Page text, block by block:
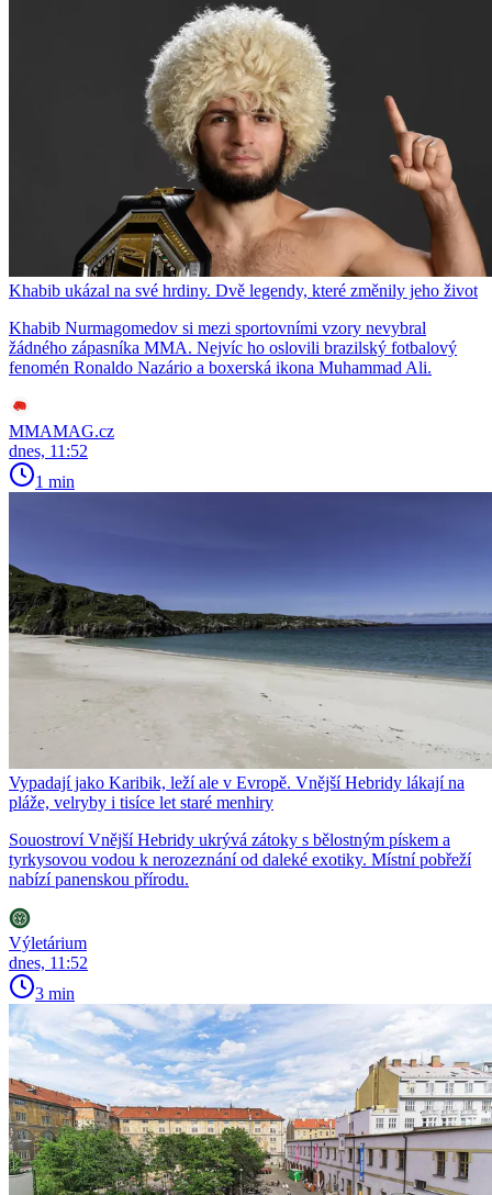
Khabib ukázal na své hrdiny. Dvě legendy, které změnily jeho život
Khabib Nurmagomedov si mezi sportovními vzory nevybral
žádného zápasníka MMA. Nejvíc ho oslovili brazilský fotbalový
fenomén Ronaldo Nazário a boxerská ikona Muhammad Ali.
MMAMAG.cz
dnes, 11:52
1 min
Vypadají jako Karibik, leží ale v Evropě. Vnější Hebridy lákají na
pláže, velryby i tisíce let staré menhiry
Souostroví Vnější Hebridy ukrývá zátoky s bělostným pískem a
tyrkysovou vodou k nerozeznání od daleké exotiky. Místní pobřeží
nabízí panenskou přírodu.
Výletárium
dnes, 11:52
3 min